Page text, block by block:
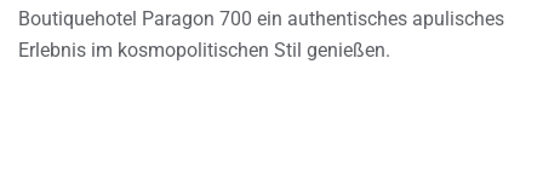
Boutiquehotel Paragon 700 ein authentisches apulisches
Erlebnis im kosmopolitischen Stil genießen.